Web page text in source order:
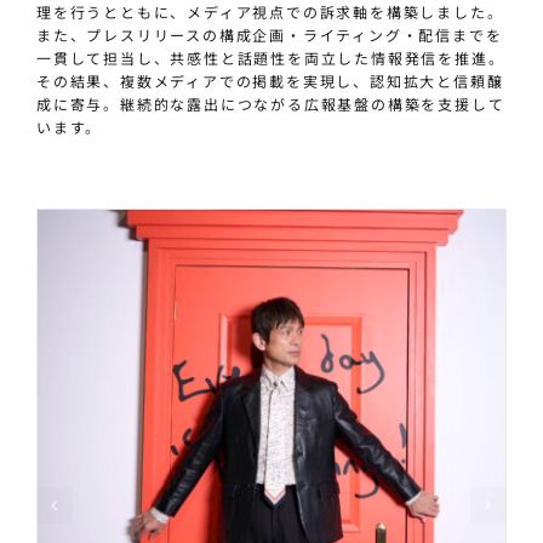
理を行うとともに、メディア視点での訴求軸を構築しました。
また、プレスリリースの構成企画・ライティング・配信までを
一貫して担当し、共感性と話題性を両立した情報発信を推進。
その結果、複数メディアでの掲載を実現し、認知拡大と信頼醸
成に寄与。継続的な露出につながる広報基盤の構築を支援して
います。